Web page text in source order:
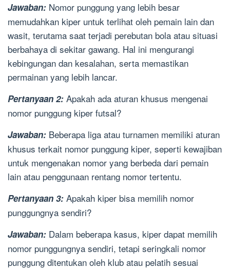
Jawaban: Nomor punggung yang lebih besar
memudahkan kiper untuk terlihat oleh pemain lain dan
wasit, terutama saat terjadi perebutan bola atau situasi
berbahaya di sekitar gawang. Hal ini mengurangi
kebingungan dan kesalahan, serta memastikan
permainan yang lebih lancar.
Pertanyaan 2: Apakah ada aturan khusus mengenai
nomor punggung kiper futsal?
Jawaban: Beberapa liga atau turnamen memiliki aturan
khusus terkait nomor punggung kiper, seperti kewajiban
untuk mengenakan nomor yang berbeda dari pemain
lain atau penggunaan rentang nomor tertentu.
Pertanyaan 3: Apakah kiper bisa memilih nomor
punggungnya sendiri?
Jawaban: Dalam beberapa kasus, kiper dapat memilih
nomor punggungnya sendiri, tetapi seringkali nomor
punggung ditentukan oleh klub atau pelatih sesuai